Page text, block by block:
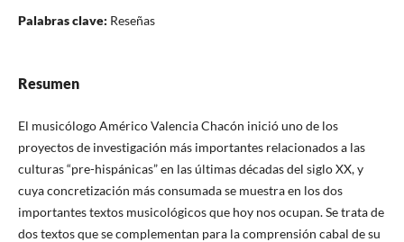
Palabras clave: Reseñas
Resumen
El musicólogo Américo Valencia Chacón inició uno de los
proyectos de investigación más importantes relacionados a las
culturas “pre-hispánicas” en las últimas décadas del siglo XX, y
cuya concretización más consumada se muestra en los dos
importantes textos musicológicos que hoy nos ocupan. Se trata de
dos textos que se complementan para la comprensión cabal de su